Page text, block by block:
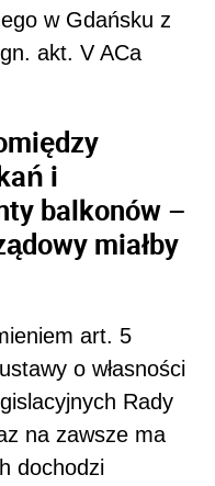
w Gdańsku z
akt. V ACa
i
balkonów –
miałby
art. 5
o własności
Rady
na zawsze ma
dochodzi